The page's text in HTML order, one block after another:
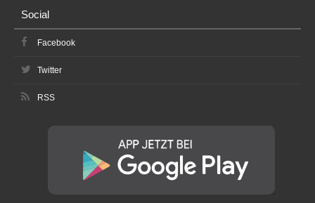
Social
Facebook
Twitter
RSS